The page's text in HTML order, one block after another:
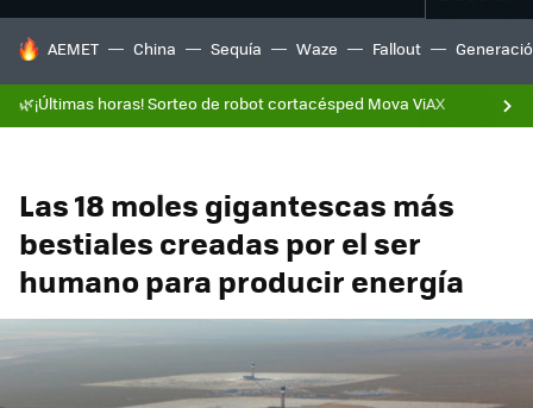
HOY SE HABLA DE
AEMET China Sequía Waze Fallout
🌿¡Últimas horas! Sorteo de robot cortacésped Mova ViAX
Las 18 moles gigantescas más
bestiales creadas por el ser
humano para producir energía